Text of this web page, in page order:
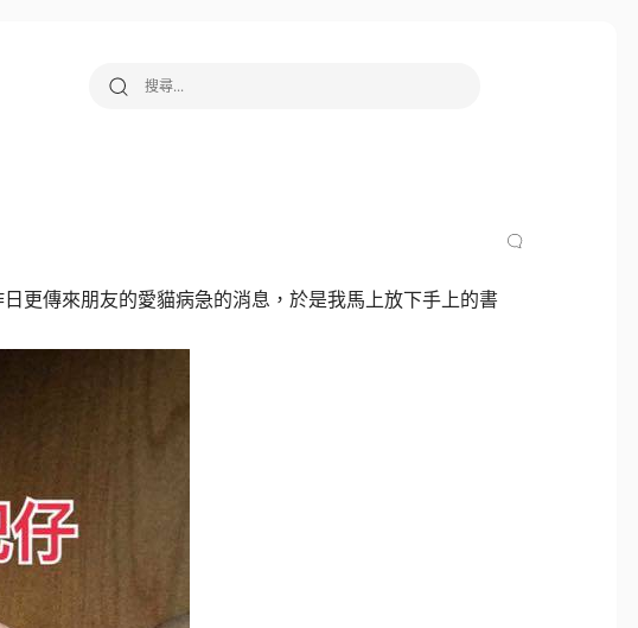
搜尋關鍵字:
更傳來朋友的愛貓病急的消息，於是我馬上放下手上的書